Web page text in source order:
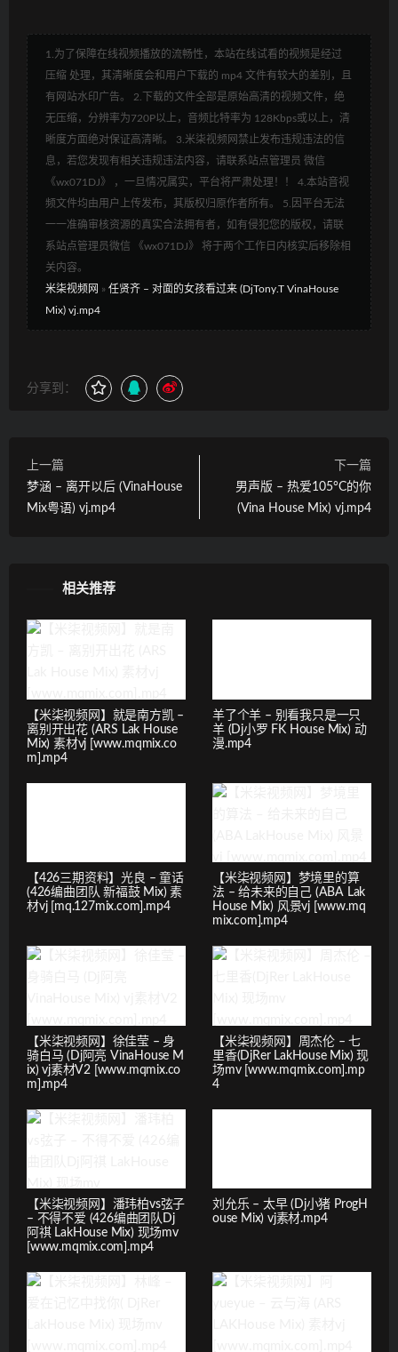
1.为了保障在线视频播放的流畅性，本站在线试看的视频是经过
压缩 处理，其清晰度会和用户下载的 mp4 文件有较大的差别，且
有网站水印广告。 2.下载的文件全部是原始高清的视频文件，绝
无压缩，分辨率为720P以上，音频比特率为 128Kbps或以上，清
晰度方面绝对保证高清晰。 3.米柒视频网禁止发布违规违法的信
息，若您发现有相关违规违法内容，请联系站点管理员 微信
《wx071DJ》 ，一旦情况属实，平台将严肃处理！！ 4.本站音视
频文件均由用户上传发布，其版权归原作者所有。 5.因平台无法
一一准确审核资源的真实合法拥有者，如有侵犯您的版权，请联
系站点管理员微信 《wx071DJ》 将于两个工作日内核实后移除相
关内容。
米柒视频网 » 任贤齐 – 对面的女孩看过来 (DjTony.T VinaHouse
Mix) vj.mp4
分享到：
上一篇
梦涵 – 离开以后 (VinaHouse
Mix粤语) vj.mp4
下一篇
男声版 – 热爱105°C的你
(Vina House Mix) vj.mp4
相关推荐
【米柒视频网】就是南方凯 –
离别开出花 (ARS Lak House
Mix) 素材vj [www.mqmix.co
m].mp4
羊了个羊 – 别看我只是一只
羊 (Dj小罗 FK House Mix) 动
漫.mp4
【426三期资料】光良 – 童话
(426编曲团队 新福鼓 Mix) 素
材vj [mq.127mix.com].mp4
【米柒视频网】梦境里的算
法 – 给未来的自己 (ABA Lak
House Mix) 风景vj [www.mq
mix.com].mp4
【米柒视频网】徐佳莹 – 身
骑白马 (Dj阿亮 VinaHouse M
ix) vj素材V2 [www.mqmix.co
m].mp4
【米柒视频网】周杰伦 – 七
里香(DjRer LakHouse Mix) 现
场mv [www.mqmix.com].mp
4
【米柒视频网】潘玮柏vs弦子
– 不得不爱 (426编曲团队Dj
阿祺 LakHouse Mix) 现场mv
[www.mqmix.com].mp4
刘允乐 – 太早 (Dj小猪 ProgH
ouse Mix) vj素材.mp4